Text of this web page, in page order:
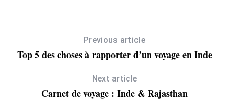
Previous article
Top 5 des choses à rapporter d’un voyage en Inde
Next article
Carnet de voyage : Inde & Rajasthan